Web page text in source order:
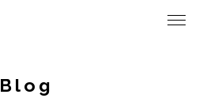
Blog